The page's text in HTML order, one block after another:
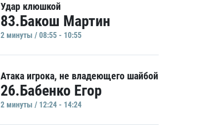
Удар клюшкой
83.Бакош Мартин
2 минуты / 08:55 - 10:55
Атака игрока, не владеющего шайбой
26.Бабенко Егор
2 минуты / 12:24 - 14:24